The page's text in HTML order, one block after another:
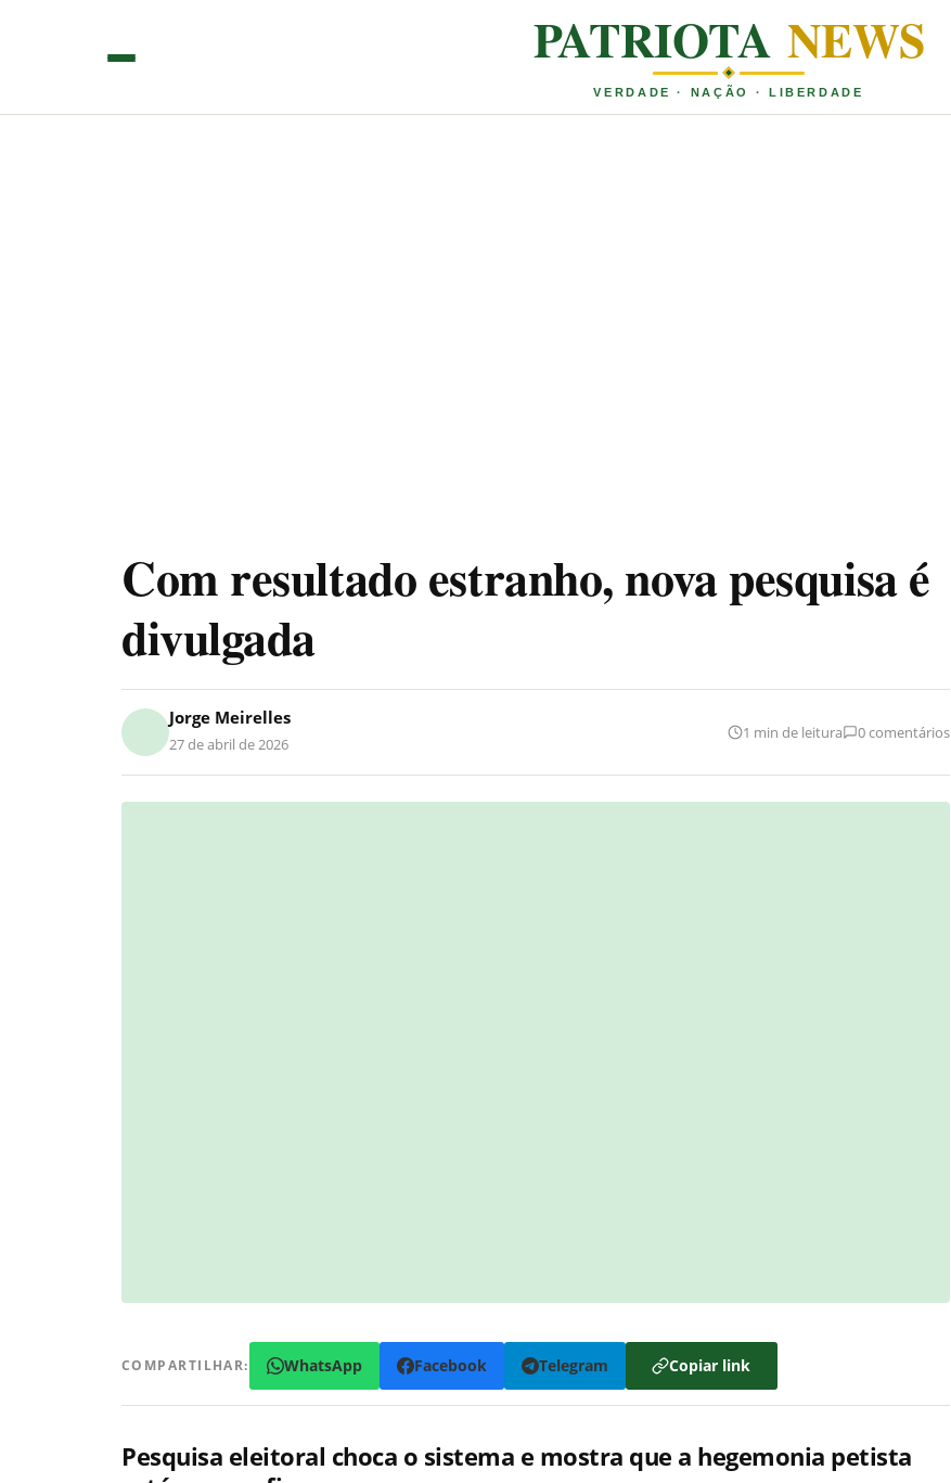
PATRIOTA NEWS
VERDADE · NAÇÃO · LIBERDADE
Com resultado estranho, nova pesquisa é
divulgada
Jorge Meirelles
27 de abril de 2026
1 min de leitura 0 comentários
COMPARTILHAR: WhatsApp Facebook Telegram Copiar link
Pesquisa eleitoral choca o sistema e mostra que a hegemonia petista